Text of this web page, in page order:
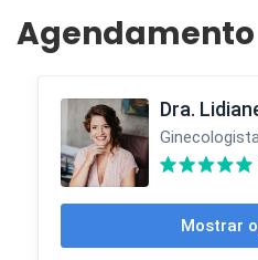
Agendamento